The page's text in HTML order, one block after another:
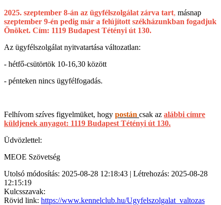
2025. szeptember 8-án az ügyfélszolgálat zárva tart, másnap
szeptember 9-én pedig már a felújított székházunkban fogadjuk
Önöket. Cím: 1119 Budapest Tétényi út 130.
Az ügyfélszolgálat nyitvatartása változatlan:
- hétfő-csütörtök 10-16,30 között
- pénteken nincs ügyfélfogadás.
Felhívom szíves figyelmüket, hogy postán csak az alábbi címre
küldjenek anyagot: 1119 Budapest Tétényi út 130.
Üdvözlettel:
MEOE Szövetség
Utolsó módosítás: 2025-08-28 12:18:43 | Létrehozás: 2025-08-28
12:15:19
Kulcsszavak:
Rövid link: https://www.kennelclub.hu/Ugyfelszolgalat_valtozas